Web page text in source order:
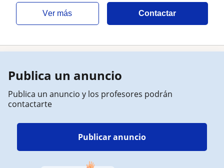
ver más Contactar
Publica un anuncio
Publica un anuncio y los profesores podrán
contactarte
Publicar anuncio